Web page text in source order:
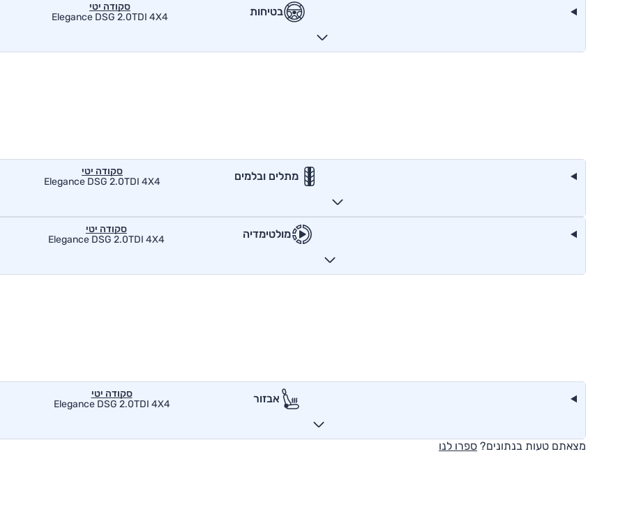
בטיחות
סקודה יטי
Elegance DSG 2.0TDI 4X4
מתלים ובלמים
סקודה יטי
Elegance DSG 2.0TDI 4X4
מולטימדיה
סקודה יטי
Elegance DSG 2.0TDI 4X4
אבזור
סקודה יטי
Elegance DSG 2.0TDI 4X4
מצאתם טעות בנתונים? ספרו לנו